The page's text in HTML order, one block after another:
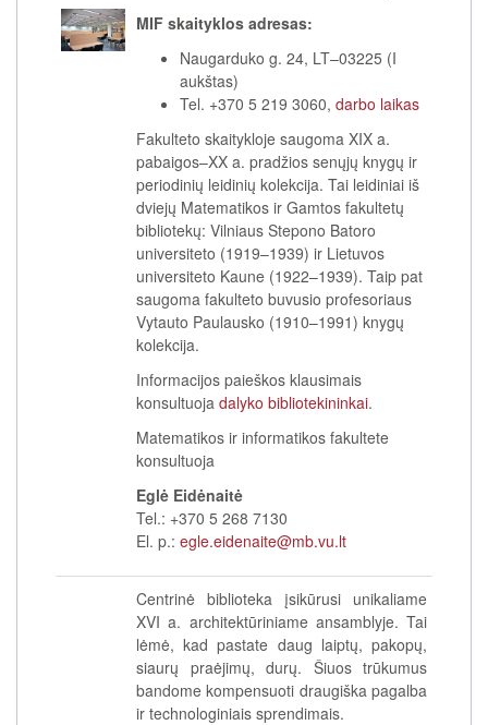
MIF skaityklos adresas:
Naugarduko g. 24, LT–03225 (I
aukštas)
Tel. +370 5 219 3060, darbo laikas
Fakulteto skaitykloje saugoma XIX a.
pabaigos–XX a. pradžios senųjų knygų ir
periodinių leidinių kolekcija. Tai leidiniai iš
dviejų Matematikos ir Gamtos fakultetų
bibliotekų: Vilniaus Stepono Batoro
universiteto (1919–1939) ir Lietuvos
universiteto Kaune (1922–1939). Taip pat
saugoma fakulteto buvusio profesoriaus
Vytauto Paulausko (1910–1991) knygų
kolekcija.
Informacijos paieškos klausimais
konsultuoja dalyko bibliotekininkai.
Matematikos ir informatikos fakultete
konsultuoja
Eglė Eidėnaitė
Tel.: +370 5 268 7130
El. p.: egle.eidenaite@mb.vu.lt
Centrinė biblioteka įsikūrusi unikaliame
XVI a. architektūriniame ansamblyje. Tai
lėmė, kad pastate daug laiptų, pakopų,
siaurų praėjimų, durų. Šiuos trūkumus
bandome kompensuoti draugiška pagalba
ir technologiniais sprendimais.